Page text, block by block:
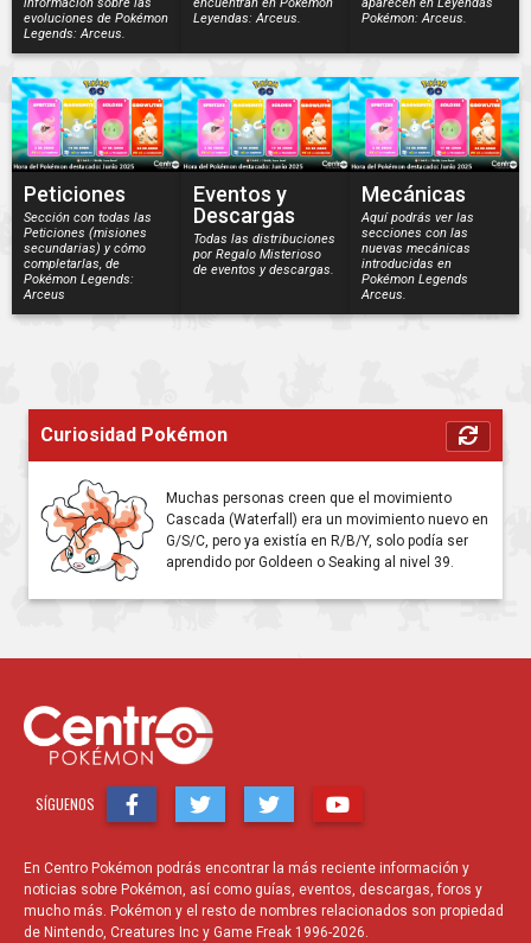
evoluciones de Pokémon
Legends: Arceus.
Leyendas: Arceus.
Pokémon: Arceus.
Peticiones
Sección con todas las
Peticiones (misiones
secundarias) y cómo
completarlas, de
Pokémon Legends:
Arceus
Eventos y
Descargas
Todas las distribuciones
por Regalo Misterioso
de eventos y descargas.
Mecánicas
Aquí podrás ver las
secciones con las
nuevas mecánicas
introducidas en
Pokémon Legends
Arceus.
Curiosidad Pokémon
Muchas personas creen que el movimiento
Cascada (Waterfall) era un movimiento nuevo en
G/S/C, pero ya existía en R/B/Y, solo podía ser
aprendido por Goldeen o Seaking al nivel 39.
SÍGUENOS
En Centro Pokémon podrás encontrar la más reciente información y
noticias sobre Pokémon, así como guías, eventos, descargas, foros y
mucho más. Pokémon y el resto de nombres relacionados son propiedad
de Nintendo, Creatures Inc y Game Freak 1996-2026.